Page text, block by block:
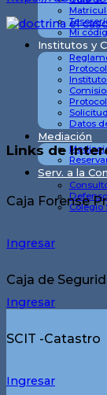
Mi
Institutos y
Datos
Mediación
Serv. a la
Colegio
Links de
Caja Forense
Ingresar
Caja de
Ingresar
SCIT -Catastro
Ingresar